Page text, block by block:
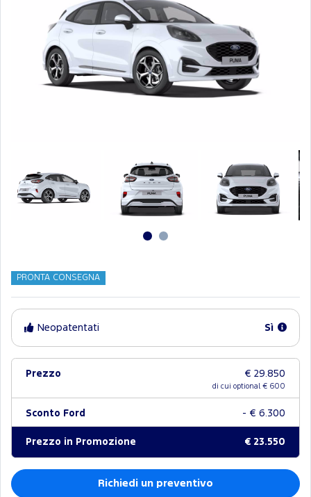
PRONTA CONSEGNA
Neopatentati Sì
Prezzo € 29.850
di cui optional € 600
Sconto Ford - € 6.300
Prezzo in Promozione € 23.550
Richiedi un preventivo